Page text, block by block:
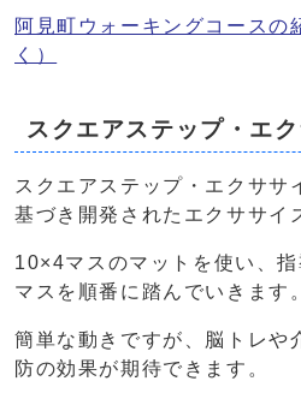
阿見町ウォーキングコースの
く）
スクエアステップ・エ
スクエアステップ・エクササ
基づき開発されたエクササイ
10×4マスのマットを使い、
マスを順番に踏んでいきます。
簡単な動きですが、脳トレや
防の効果が期待できます。